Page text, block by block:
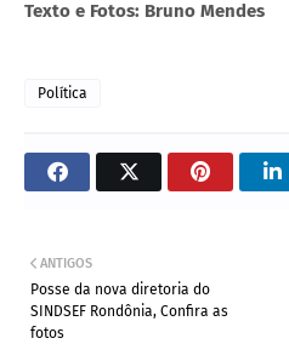
Texto e Fotos: Bruno Mendes
Política
ANTIGOS
Posse da nova diretoria do
SINDSEF Rondônia, Confira as
fotos